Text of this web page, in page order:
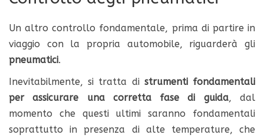
Un altro controllo fondamentale, prima di partire in
viaggio con la propria automobile, riguarderà gli
pneumatici.
Inevitabilmente, si tratta di strumenti fondamentali
per assicurare una corretta fase di guida, dal
momento che questi ultimi saranno fondamentali
soprattutto in presenza di alte temperature, che